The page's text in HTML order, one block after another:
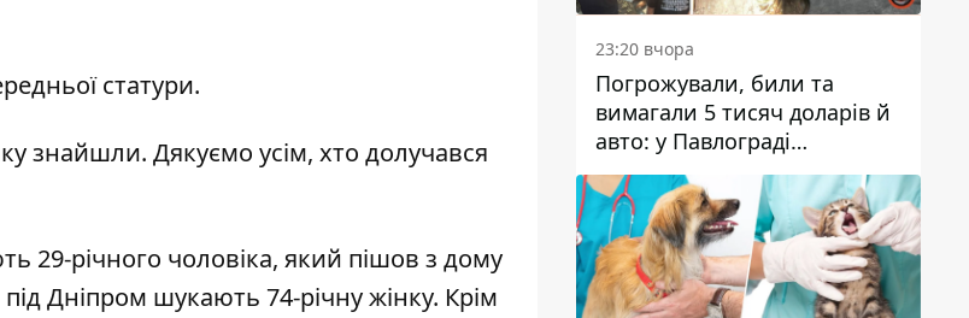
статури.
знайшли. Дякуємо усім, хто долучався
29-річного чоловіка, який пішов з дому
Дніпром шукають 74-річну жінку. Крім
23:20 вчора
Погрожували, били та
вимагали 5 тисяч доларів й
авто: у Павлограді
затримали двох чоловіків